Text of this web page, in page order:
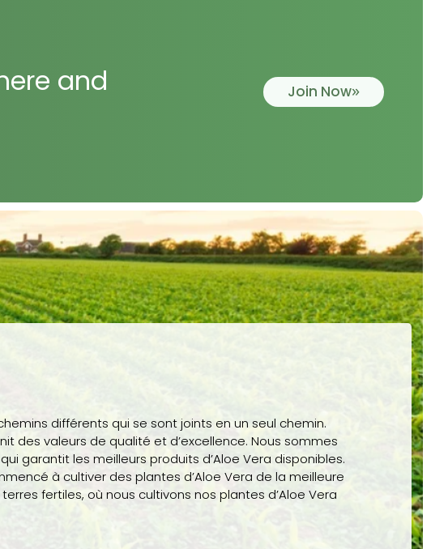
and Join Now
différents qui se sont joints en un seul chemin.
des valeurs de qualité et d’excellence. Nous sommes
garantit les meilleurs produits d’Aloe Vera disponibles.
à cultiver des plantes d’Aloe Vera de la meilleure
fertiles, où nous cultivons nos plantes d’Aloe Vera